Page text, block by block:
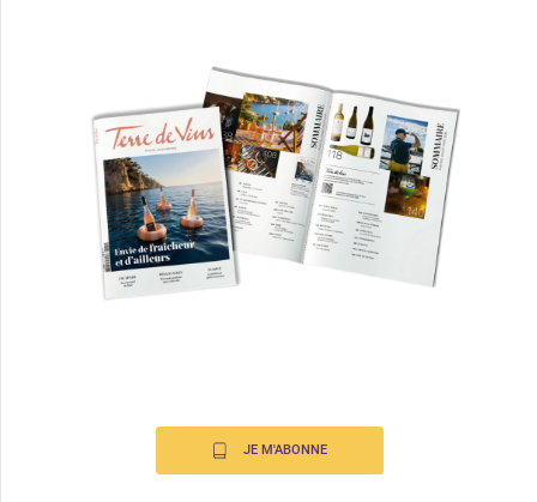
JE M'ABONNE